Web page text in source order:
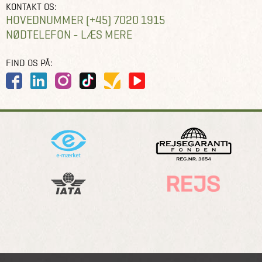
KONTAKT OS:
HOVEDNUMMER (+45) 7020 1915
NØDTELEFON - LÆS MERE
FIND OS PÅ: